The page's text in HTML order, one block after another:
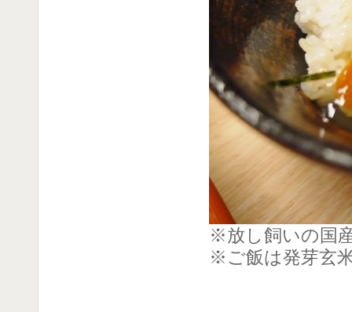
※放し飼いの国
※ご飯は発芽玄